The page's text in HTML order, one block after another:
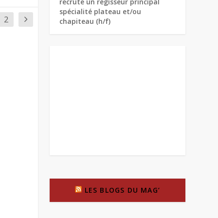
2
spécialité plateau et/ou
chapiteau (h/f)
LES BLOGS DU MAG’